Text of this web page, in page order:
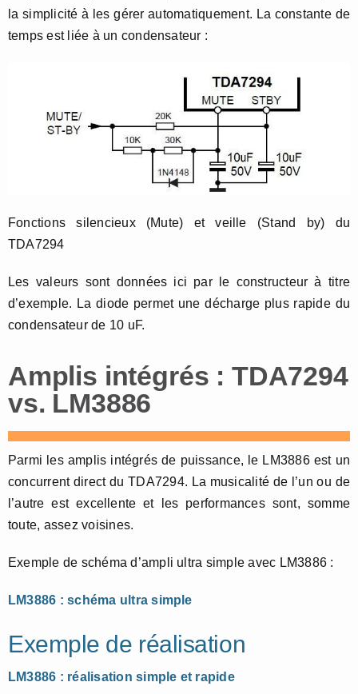
la simplicité à les gérer automatiquement. La constante de
temps est liée à un condensateur :
Fonctions silencieux (Mute) et veille (Stand by) du
TDA7294
Les valeurs sont données ici par le constructeur à titre
d’exemple. La diode permet une décharge plus rapide du
condensateur de 10 uF.
Amplis intégrés : TDA7294
vs. LM3886
Parmi les amplis intégrés de puissance, le LM3886 est un
concurrent direct du TDA7294. La musicalité de l’un ou de
l’autre est excellente et les performances sont, somme
toute, assez voisines.
Exemple de schéma d’ampli ultra simple avec LM3886 :
LM3886 : schéma ultra simple
Exemple de réalisation
LM3886 : réalisation simple et rapide